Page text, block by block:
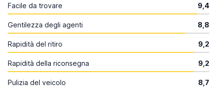
Facile da trovare 9,4
Gentilezza degli agenti 8,8
Rapidità del ritiro 9,2
Rapidità della riconsegna 9,2
Pulizia del veicolo 8,7